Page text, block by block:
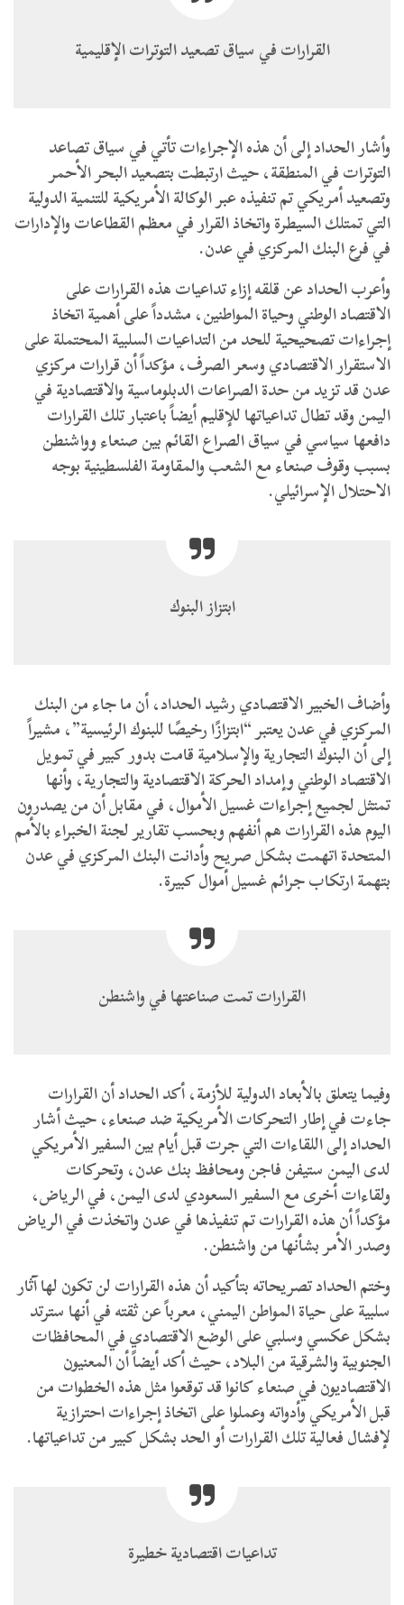
القرارات في سياق تصعيد التوترات الإقليمية
وأشار الحداد إلى أن هذه الإجراءات تأتي في سياق تصاعد
التوترات في المنطقة، حيث ارتبطت بتصعيد البحر الأحمر
وتصعيد أمريكي تم تنفيذه عبر الوكالة الأمريكية للتنمية الدولية
التي تمتلك السيطرة واتخاذ القرار في معظم القطاعات والإدارات
في فرع البنك المركزي في عدن.
وأعرب الحداد عن قلقه إزاء تداعيات هذه القرارات على
الاقتصاد الوطني وحياة المواطنين، مشدداً على أهمية اتخاذ
إجراءات تصحيحية للحد من التداعيات السلبية المحتملة على
الاستقرار الاقتصادي وسعر الصرف، مؤكداً أن قرارات مركزي
عدن قد تزيد من حدة الصراعات الدبلوماسية والاقتصادية في
اليمن وقد تطال تداعياتها للإقليم أيضاً باعتبار تلك القرارات
دافعها سياسي في سياق الصراع القائم بين صنعاء وواشنطن
بسبب وقوف صنعاء مع الشعب والمقاومة الفلسطينية بوجه
الاحتلال الإسرائيلي.
ابتزاز البنوك
وأضاف الخبير الاقتصادي رشيد الحداد، أن ما جاء من البنك
المركزي في عدن يعتبر “ابتزازًا رخيصًا للبنوك الرئيسية”، مشيراً
إلى أن البنوك التجارية والإسلامية قامت بدور كبير في تمويل
الاقتصاد الوطني وإمداد الحركة الاقتصادية والتجارية، وأنها
تمتثل لجميع إجراءات غسيل الأموال، في مقابل أن من يصدرون
اليوم هذه القرارات هم أنفهم وبحسب تقارير لجنة الخبراء بالأمم
المتحدة اتهمت بشكل صريح وأدانت البنك المركزي في عدن
بتهمة ارتكاب جرائم غسيل أموال كبيرة.
القرارات تمت صناعتها في واشنطن
وفيما يتعلق بالأبعاد الدولية للأزمة، أكد الحداد أن القرارات
جاءت في إطار التحركات الأمريكية ضد صنعاء، حيث أشار
الحداد إلى اللقاءات التي جرت قبل أيام بين السفير الأمريكي
لدى اليمن ستيفن فاجن ومحافظ بنك عدن، وتحركات
ولقاءات أخرى مع السفير السعودي لدى اليمن، في الرياض،
مؤكداً أن هذه القرارات تم تنفيذها في عدن واتخذت في الرياض
وصدر الأمر بشأنها من واشنطن.
وختم الحداد تصريحاته بتأكيد أن هذه القرارات لن تكون لها آثار
سلبية على حياة المواطن اليمني، معرباً عن ثقته في أنها سترتد
بشكل عكسي وسلبي على الوضع الاقتصادي في المحافظات
الجنوبية والشرقية من البلاد، حيث أكد أيضاً أن المعنيون
الاقتصاديون في صنعاء كانوا قد توقعوا مثل هذه الخطوات من
قبل الأمريكي وأدواته وعملوا على اتخاذ إجراءات احترازية
لإفشال فعالية تلك القرارات أو الحد بشكل كبير من تداعياتها.
تداعيات اقتصادية خطيرة